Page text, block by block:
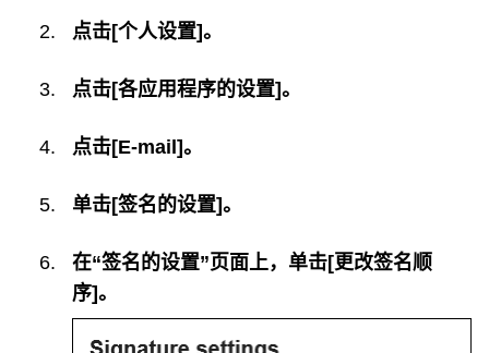
点击[个人设置]。
点击[各应用程序的设置]。
点击[E-mail]。
单击[签名的设置]。
在“签名的设置”页面上，单击[更改签名顺
序]。